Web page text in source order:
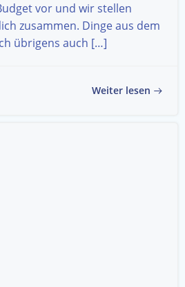
vor und wir stellen
zusammen. Dinge aus dem
übrigens auch […]
Weiter lesen